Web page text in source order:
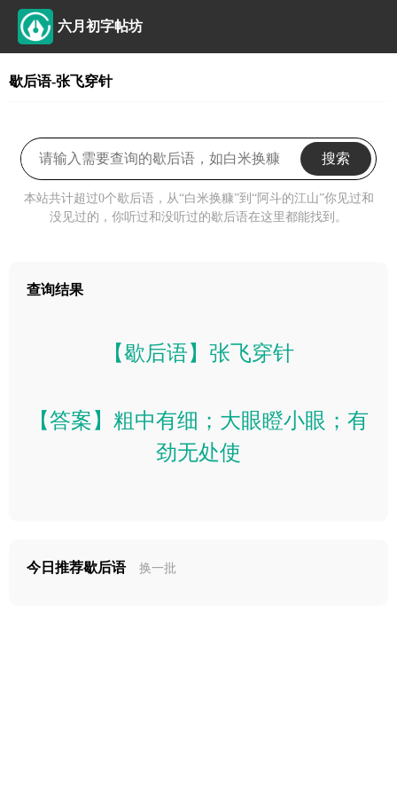
六月初字帖坊
歇后语-张飞穿针
搜索
本站共计超过0个歇后语，从“白米换糠”到“阿斗的江山”你见过和
没见过的，你听过和没听过的歇后语在这里都能找到。
查询结果
【歇后语】张飞穿针
【答案】粗中有细；大眼瞪小眼；有
劲无处使
今日推荐歇后语 换一批